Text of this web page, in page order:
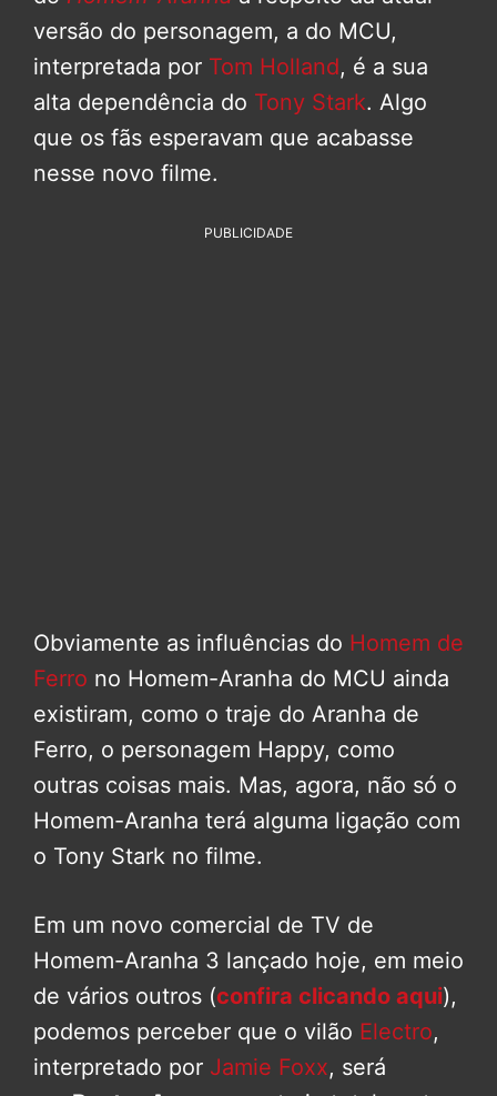
versão do personagem, a do MCU,
interpretada por Tom Holland, é a sua
alta dependência do Tony Stark. Algo
que os fãs esperavam que acabasse
nesse novo filme.
PUBLICIDADE
Obviamente as influências do Homem de
Ferro no Homem-Aranha do MCU ainda
existiram, como o traje do Aranha de
Ferro, o personagem Happy, como
outras coisas mais. Mas, agora, não só o
Homem-Aranha terá alguma ligação com
o Tony Stark no filme.
Em um novo comercial de TV de
Homem-Aranha 3 lançado hoje, em meio
de vários outros (confira clicando aqui),
podemos perceber que o vilão Electro,
interpretado por Jamie Foxx, será